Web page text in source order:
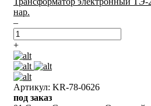
нар.
–
+
Артикул: KR-78-0626
под заказ